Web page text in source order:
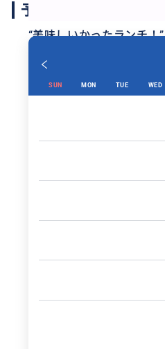
“美味しいかったランチ！”
予約スケジュール
SUN MON TUE WED